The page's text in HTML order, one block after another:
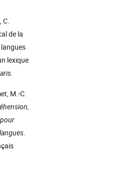
C.
de la
lexique
.
M.-C.
.